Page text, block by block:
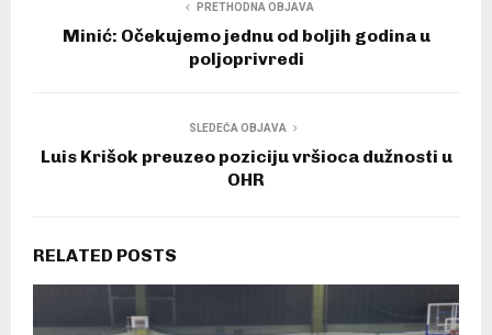
PRETHODNA OBJAVA
Minić: Očekujemo jednu od boljih godina u
poljoprivredi
SLEDEĆA OBJAVA
Luis Krišok preuzeo poziciju vršioca dužnosti u
OHR
RELATED POSTS